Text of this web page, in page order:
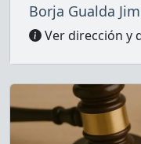
Borja Gualda
Ver dirección y